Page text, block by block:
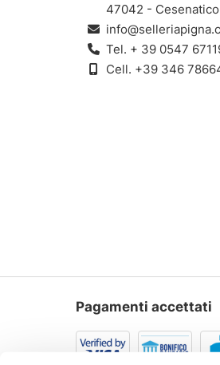
47042 -
Tel. + 39 0547
Cell. +39 346
Pagamenti accettati